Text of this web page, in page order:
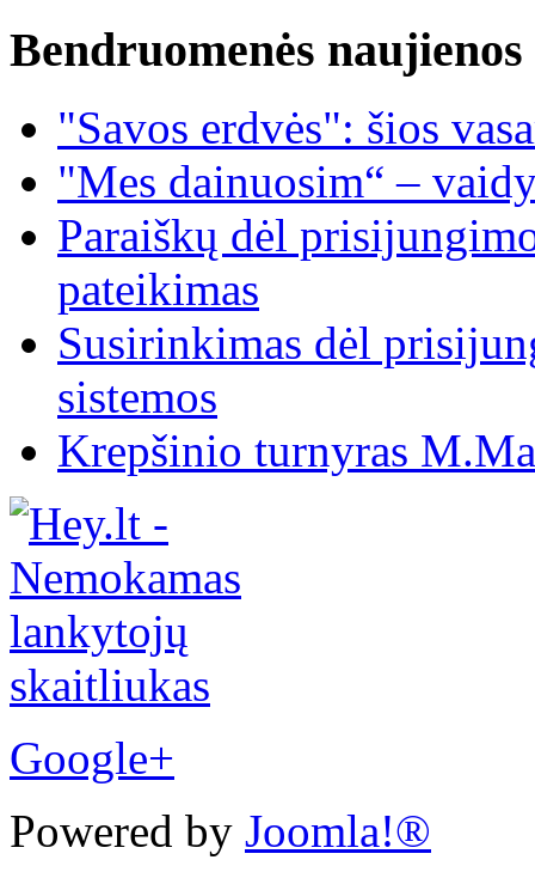
Bendruomenės naujienos
"Savos erdvės": šios
"Mes dainuosim“ –
Paraiškų dėl
pateikimas
Susirinkimas dėl
sistemos
Krepšinio turnyras
Google+
Powered by Joomla!®